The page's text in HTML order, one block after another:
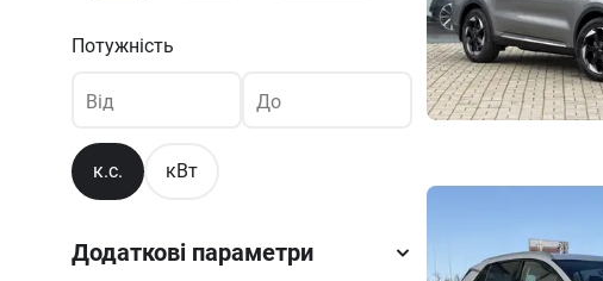
Потужність
Від До
к.с. кВт
Додаткові параметри